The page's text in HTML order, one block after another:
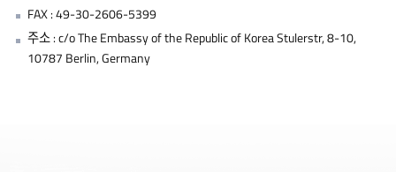
FAX : 49-30-2606-5399
주소 : c/o The Embassy of the Republic of Korea Stulerstr, 8-10,
10787 Berlin, Germany